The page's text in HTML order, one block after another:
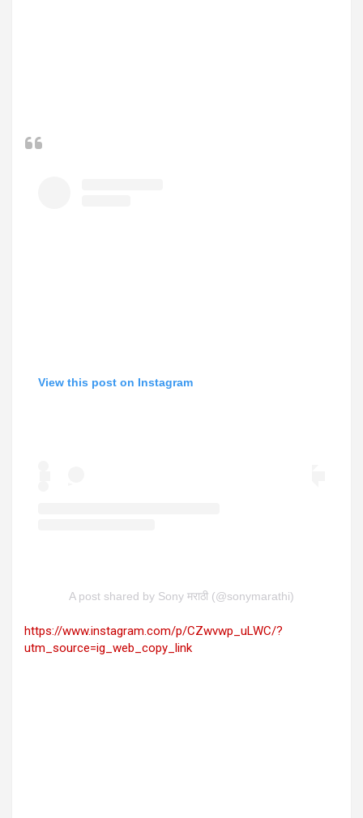
View this post on Instagram
A post shared by Sony मराठी (@sonymarathi)
https://www.instagram.com/p/CZwvwp_uLWC/?
utm_source=ig_web_copy_link